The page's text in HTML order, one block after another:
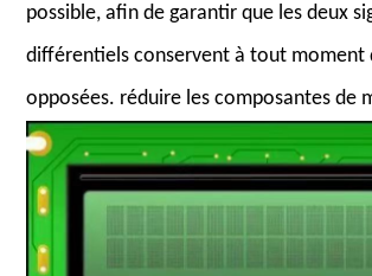
possible, afin de garantir que les deux
différentiels conservent à tout moment
opposées. réduire les composantes de